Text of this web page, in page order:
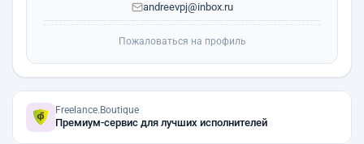
andreevpj@inbox.ru
Пожаловаться на профиль
Freelance.Boutique
Премиум-сервис для лучших исполнителей